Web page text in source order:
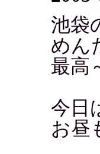
池袋
めん
最高
今日
お昼